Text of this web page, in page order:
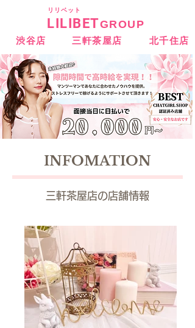
​リリベット
LILIBETGROUP
渋谷店 三軒茶屋店 北千住店
INFOMATION
三軒茶屋店の店舗情報